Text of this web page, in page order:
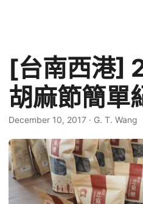
[台南西港]
胡麻節簡單
December 10, 2017 · G. T. Wang